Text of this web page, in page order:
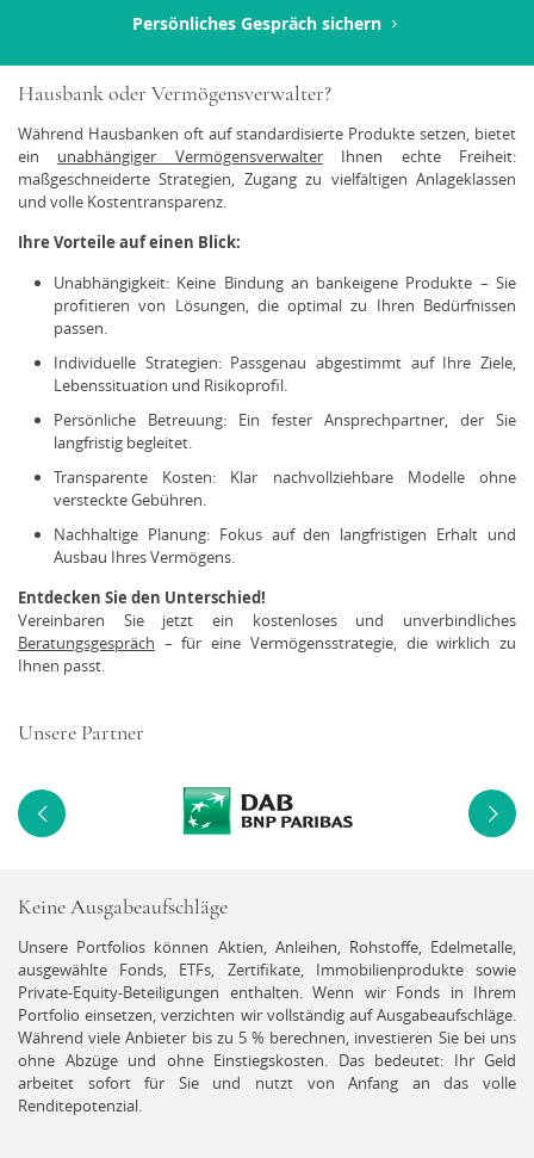
Persönliches Gespräch sichern
Hausbank oder Vermögensverwalter?
Während Hausbanken oft auf standardisierte Produkte setzen, bietet
ein unabhängiger VermögensverwalterIhnen echte Freiheit:
maßgeschneiderte Strategien, Zugang zu vielfältigen Anlageklassen
und volle Kostentransparenz.
Ihre Vorteile auf einen Blick:
Unabhängigkeit: Keine Bindung an bankeigene Produkte – Sie
profitieren von Lösungen, die optimal zu Ihren Bedürfnissen
passen.
Individuelle Strategien: Passgenau abgestimmt auf Ihre Ziele,
Lebenssituation und Risikoprofil.
Persönliche Betreuung: Ein fester Ansprechpartner, der Sie
langfristig begleitet.
Transparente Kosten: Klar nachvollziehbare Modelle ohne
versteckte Gebühren.
Nachhaltige Planung: Fokus auf den langfristigen Erhalt und
Ausbau Ihres Vermögens.
Entdecken Sie den Unterschied!
Vereinbaren Sie jetzt ein kostenloses und unverbindliches
Beratungsgespräch – für eine Vermögensstrategie, die wirklich zu
Ihnen passt.
Unsere Partner
Keine Ausgabeaufschläge
Unsere Portfolios können Aktien, Anleihen, Rohstoffe, Edelmetalle,
ausgewählte Fonds, ETFs, Zertifikate, Immobilienprodukte sowie
Private-Equity-Beteiligungen enthalten. Wenn wir Fonds in Ihrem
Portfolio einsetzen, verzichten wir vollständig auf Ausgabeaufschläge.
Während viele Anbieter bis zu 5 % berechnen, investieren Sie bei uns
ohne Abzüge und ohne Einstiegskosten. Das bedeutet: Ihr Geld
arbeitet sofort für Sie und nutzt von Anfang an das volle
Renditepotenzial.